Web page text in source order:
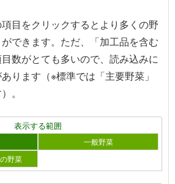
項目をクリックするとより多くの野
できます。ただ、「加工品を含む
数がとても多いので、読み込みに
ります（※標準では「主要野菜」
。
表示する範囲
一般野菜
野菜